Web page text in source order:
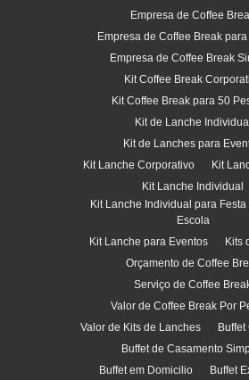
Empresa de Coffee
Empresa de Coffee Break
Empresa de Coffee Break
Kit Coffee Break
Kit Coffee Break para 50
Kit de Lanche Individual
Kit de Lanches para
Kit Lanche Corporativo
Kit
Kit Lanche Individual
Kit Lanche Individual para
Escola
Kit Lanche para Eventos
Kits
Orçamento de Coffee
Serviço de Coffee
Valor de Coffee Break Por
Valor de Kits de Lanches
Buffet de Casamento
Buffet em Domicilio
Buffet